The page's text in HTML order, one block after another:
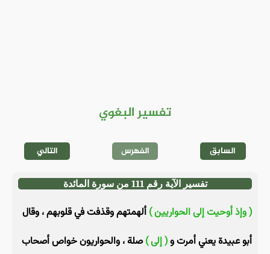
تفسير البغوي
السابق الفهرس التالي
تفسير الآية رقم 111 من سورة المائدة
( وإذ أوحيت إلى الحواريين ) ألهمتهم وقذفت في قلوبهم ، وقال
أبو عبيدة يعني أمرت و( إلى )صلة ، والحواريون خواص أصحاب